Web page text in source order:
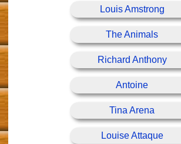
Louis Amstrong
The Animals
Richard Anthony
Antoine
Tina Arena
Louise Attaque